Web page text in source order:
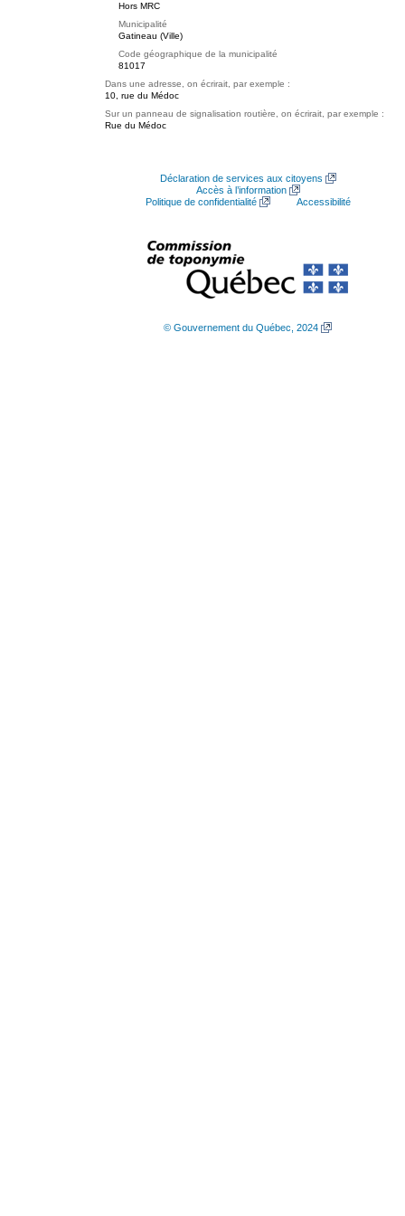
Hors MRC
Municipalité
Gatineau (Ville)
Code géographique de la municipalité
81017
Dans une adresse, on écrirait, par exemple :
10, rue du Médoc
Sur un panneau de signalisation routière, on écrirait, par exemple :
Rue du Médoc
Déclaration de services aux citoyens
Accès à l’information
Politique de confidentialité
Accessibilité
© Gouvernement du Québec, 2024